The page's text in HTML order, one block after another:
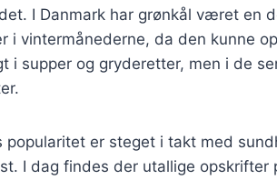
I Danmark har grønkål været en
i vintermånederne, da den kunne
i supper og gryderetter, men i de
popularitet er steget i takt med
I dag findes der utallige opskrifter